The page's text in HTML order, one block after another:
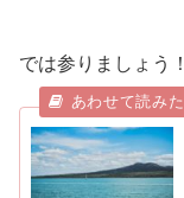
では参りましょう！